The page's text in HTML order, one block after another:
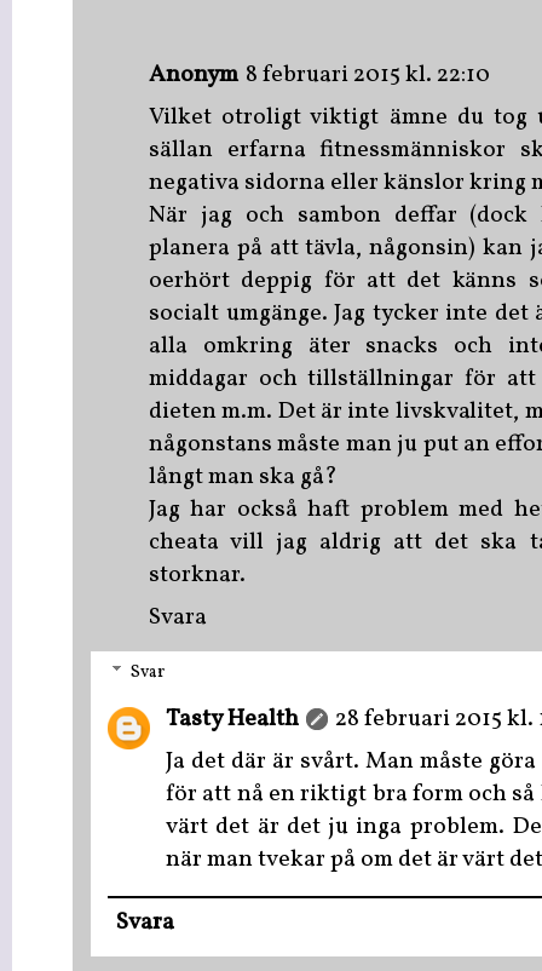
Anonym 8 februari 2015 kl. 22:10
Vilket otroligt viktigt ämne du tog
sällan erfarna fitnessmänniskor
negativa sidorna eller känslor kring
När jag och sambon deffar
planera på att tävla, någonsin) kan
oerhört deppig för att det känns
socialt umgänge. Jag tycker inte
alla omkring äter snacks och
middagar och tillställningar för
dieten m.m. Det är inte livskvalitet,
någonstans måste man ju put an
långt man ska gå?
Jag har också haft problem med
cheata vill jag aldrig att det ska
storknar.
Svara
Svar
Tasty Health
28 februari 2015 kl.
Ja det där är svårt. Man måste
för att nå en riktigt bra form och
värt det är det ju inga problem.
när man tvekar på om det är värt
Svara